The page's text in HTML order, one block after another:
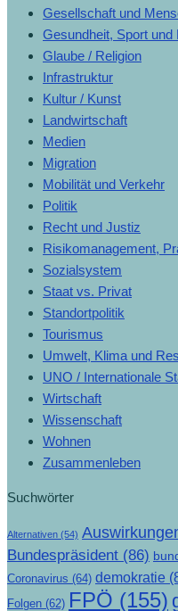
Gesellschaft und
Gesundheit, Sport und
Glaube / Religion
Infrastruktur
Kultur / Kunst
Landwirtschaft
Medien
Migration
Mobilität und Verkehr
Politik
Recht und Justiz
Risikomanagement,
Sozialsystem
Staat vs. Privat
Standortpolitik
Tourismus
Umwelt, Klima und
UNO / Internationale
Wirtschaft
Wissenschaft
Wohnen
Zusammenleben
Suchwörter
Alternativen (54)
Bundespräsident (86)
Coronavirus (64) demokratie
Folgen (62) FPÖ (155)